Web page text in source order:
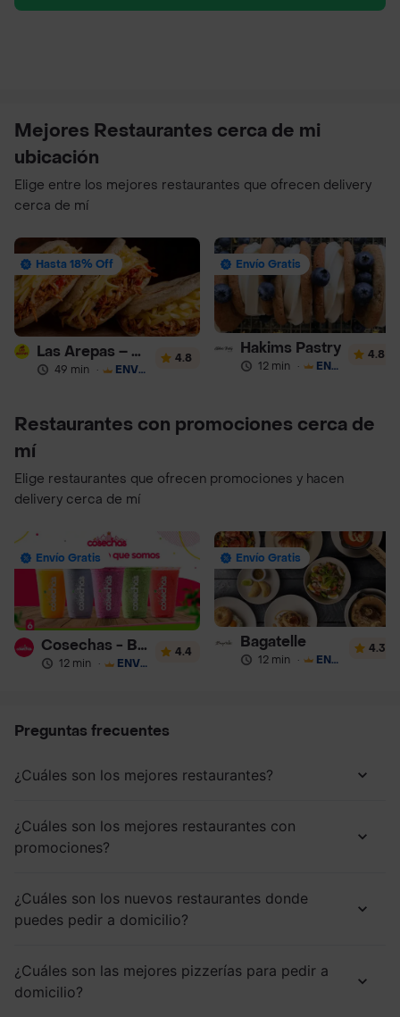
Mejores Restaurantes cerca de mi
ubicación
Elige entre los mejores restaurantes que ofrecen delivery
cerca de mí
Hasta 18% Off
Las Arepas – Arepas Rellenas
49 min · ENVÍO GRATIS
4.8
Envío Gratis
Hakims Pastry
12 min · ENVÍO GRATIS
4.8
Restaurantes con promociones cerca de
mí
Elige restaurantes que ofrecen promociones y hacen
delivery cerca de mí
Envío Gratis
Cosechas - Batidos
12 min · ENVÍO GRATIS
4.4
Envío Gratis
Bagatelle
12 min · ENVÍO GRATIS
4.3
Preguntas frecuentes
¿Cuáles son los mejores restaurantes?
¿Cuáles son los mejores restaurantes con
promociones?
¿Cuáles son los nuevos restaurantes donde
puedes pedir a domicilio?
¿Cuáles son las mejores pizzerías para pedir a
domicilio?